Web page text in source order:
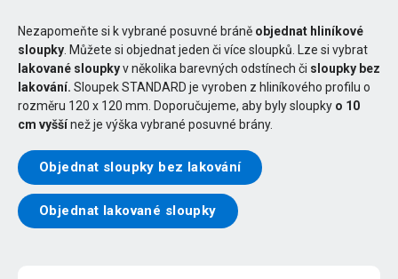
Nezapomeňte si k vybrané posuvné bráně objednat hliníkové
sloupky . Můžete si objednat jeden či více sloupků. Lze si vybrat
lakované sloupkyv několika barevných odstínech či sloupky bez
lakování. Sloupek STANDARD je vyroben z hliníkového profilu o
rozměru 120 x 120 mm. Doporučujeme, aby byly sloupky o 10
cm vyššínež je výška vybrané posuvné brány.
Objednat sloupky bez lakování
Objednat lakované sloupky